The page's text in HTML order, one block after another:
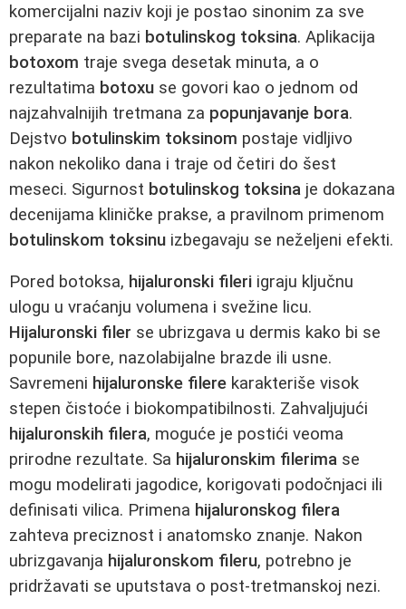
komercijalni naziv koji je postao sinonim za sve
preparate na bazi botulinskog toksina. Aplikacija
botoxom traje svega desetak minuta, a o
rezultatima botoxu se govori kao o jednom od
najzahvalnijih tretmana za popunjavanje bora.
Dejstvo botulinskim toksinom postaje vidljivo
nakon nekoliko dana i traje od četiri do šest
meseci. Sigurnost botulinskog toksina je dokazana
decenijama kliničke prakse, a pravilnom primenom
botulinskom toksinu izbegavaju se neželjeni efekti.
Pored botoksa, hijaluronski fileri igraju ključnu
ulogu u vraćanju volumena i svežine licu.
Hijaluronski filer se ubrizgava u dermis kako bi se
popunile bore, nazolabijalne brazde ili usne.
Savremeni hijaluronske filere karakteriše visok
stepen čistoće i biokompatibilnosti. Zahvaljujući
hijaluronskih filera, moguće je postići veoma
prirodne rezultate. Sa hijaluronskim filerima se
mogu modelirati jagodice, korigovati podočnjaci ili
definisati vilica. Primena hijaluronskog filera
zahteva preciznost i anatomsko znanje. Nakon
ubrizgavanja hijaluronskom fileru, potrebno je
pridržavati se uputstava o post-tretmanskoj nezi.